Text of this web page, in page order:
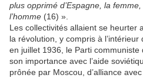
plus opprimé d’Espagne, la
l’homme (16) ».
Les collectivités allaient se heurter
la révolution, y compris à
en juillet 1936, le Parti communiste
son importance avec l’aide
prônée par Moscou, d’alliance